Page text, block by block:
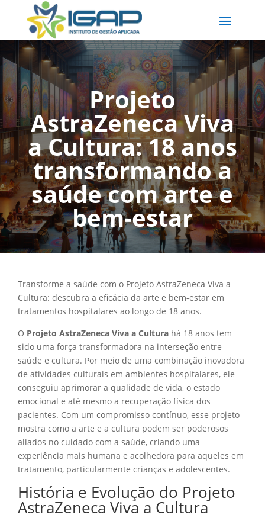
Projeto
AstraZeneca Viva
a Cultura: 18 anos
transformando a
saúde com arte e
bem-estar
Transforme a saúde com o Projeto AstraZeneca Viva a
Cultura: descubra a eficácia da arte e bem-estar em
tratamentos hospitalares ao longo de 18 anos.
O Projeto AstraZeneca Viva a Cultura há 18 anos tem
sido uma força transformadora na interseção entre
saúde e cultura. Por meio de uma combinação inovadora
de atividades culturais em ambientes hospitalares, ele
conseguiu aprimorar a qualidade de vida, o estado
emocional e até mesmo a recuperação física dos
pacientes. Com um compromisso contínuo, esse projeto
mostra como a arte e a cultura podem ser poderosos
aliados no cuidado com a saúde, criando uma
experiência mais humana e acolhedora para aqueles em
tratamento, particularmente crianças e adolescentes.
História e Evolução do Projeto
AstraZeneca Viva a Cultura